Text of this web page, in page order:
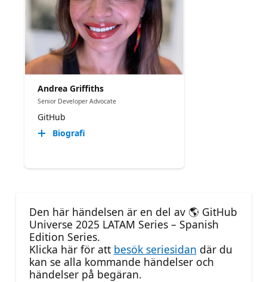
Andrea Griffiths
Senior Developer Advocate
GitHub
Biografi
Den här händelsen är en del av 🌎 GitHub
Universe 2025 LATAM Series – Spanish
Edition Series.
Klicka här för att besök seriesidan där du
kan se alla kommande händelser och
händelser på begäran.